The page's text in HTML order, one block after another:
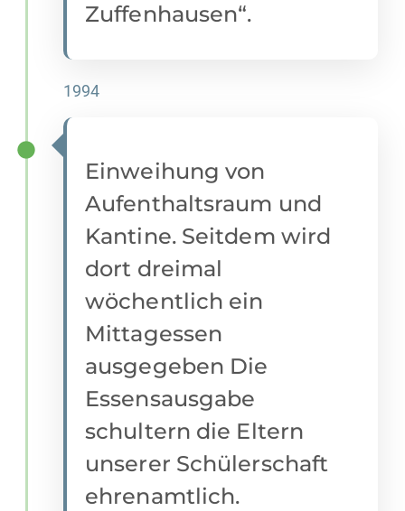
Zuffenhausen“.
1994
Einweihung von
Aufenthaltsraum und
Kantine. Seitdem wird
dort dreimal
wöchentlich ein
Mittagessen
ausgegeben Die
Essensausgabe
schultern die Eltern
unserer Schülerschaft
ehrenamtlich.